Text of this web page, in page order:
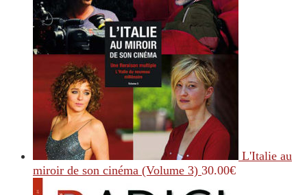
L'Italie au
miroir de son cinéma (Volume 3) 30.00€